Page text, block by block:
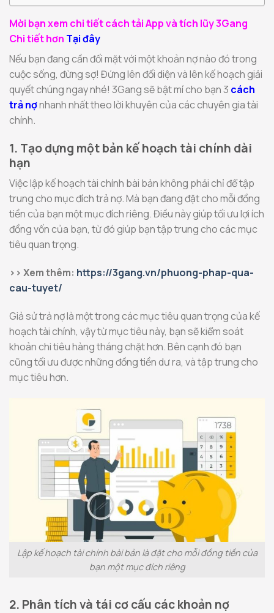
Mời bạn xem chi tiết cách tải App và tích lũy 3Gang
Chi tiết hơn Tại đây
Nếu bạn đang cần đối mặt với một khoản nợ nào đó trong
cuộc sống, đừng sợ! Đứng lên đối diện và lên kế hoạch giải
quyết chúng ngay nhé! 3Gang sẽ bật mí cho bạn 3 cách
trả nợnhanh nhất theo lời khuyên của các chuyên gia tài
chính.
1. Tạo dựng một bản kế hoạch tài chính dài
hạn
Việc lập kế hoạch tài chính bài bản không phải chỉ để tập
trung cho mục đích trả nợ. Mà bạn đang đặt cho mỗi đồng
tiền của bạn một mục đích riêng. Điều này giúp tối ưu lợi ích
đồng vốn của bạn, từ đó giúp bạn tập trung cho các mục
tiêu quan trọng.
>> Xem thêm: https://3gang.vn/phuong-phap-qua-
cau-tuyet/
Giả sử trả nợ là một trong các mục tiêu quan trọng của kế
hoạch tài chính, vậy từ mục tiêu này, bạn sẽ kiểm soát
khoản chi tiêu hàng tháng chặt hơn. Bên cạnh đó bạn
cũng tối ưu được những đồng tiền dư ra, và tập trung cho
mục tiêu hơn.
Lập kế hoạch tài chính bài bản là đặt cho mỗi đồng tiền của
bạn một mục đích riêng
2. Phân tích và tái cơ cấu các khoản nợ